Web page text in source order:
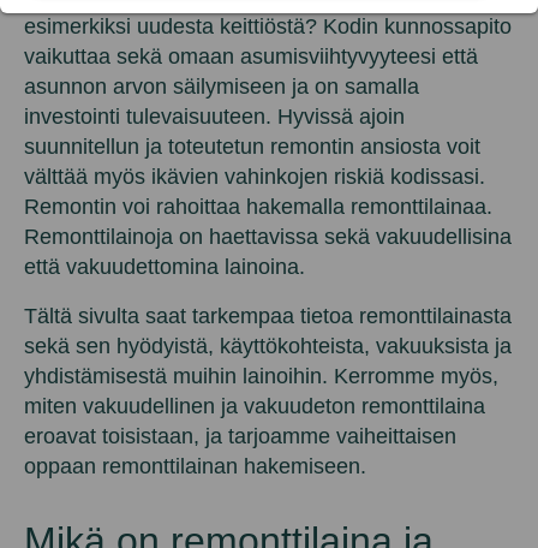
esimerkiksi uudesta keittiöstä? Kodin kunnossapito
vaikuttaa sekä omaan asumisviihtyvyyteesi että
asunnon arvon säilymiseen ja on samalla
investointi tulevaisuuteen. Hyvissä ajoin
suunnitellun ja toteutetun remontin ansiosta voit
välttää myös ikävien vahinkojen riskiä kodissasi.
Remontin voi rahoittaa hakemalla remonttilainaa.
Remonttilainoja on haettavissa sekä vakuudellisina
että vakuudettomina lainoina.
Tältä sivulta saat tarkempaa tietoa remonttilainasta
sekä sen hyödyistä, käyttökohteista, vakuuksista ja
yhdistämisestä muihin lainoihin. Kerromme myös,
miten vakuudellinen ja vakuudeton remonttilaina
eroavat toisistaan, ja tarjoamme vaiheittaisen
oppaan remonttilainan hakemiseen.